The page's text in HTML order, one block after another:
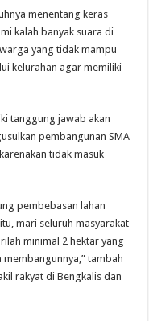
menentang keras
kalah banyak suara di
yang tidak mampu
kelurahan agar memiliki
tanggung jawab akan
pembangunan SMA
tidak masuk
pembebasan lahan
mari seluruh masyarakat
minimal 2 hektar yang
tambah
rakyat di Bengkalis dan